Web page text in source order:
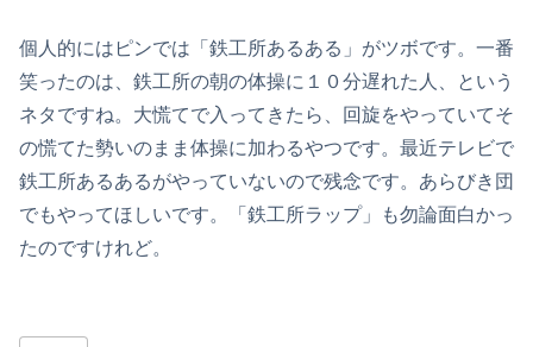
個人的にはピンでは「鉄工所あるある」がツボです。一番
笑ったのは、鉄工所の朝の体操に１０分遅れた人、という
ネタですね。大慌てで入ってきたら、回旋をやっていてそ
の慌てた勢いのまま体操に加わるやつです。最近テレビで
鉄工所あるあるがやっていないので残念です。あらびき団
でもやってほしいです。「鉄工所ラップ」も勿論面白かっ
たのですけれど。